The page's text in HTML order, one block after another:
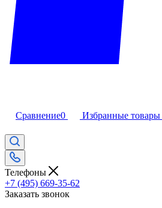
Сравнение0 Избранные товары
Телефоны
+7 (495) 669-35-62
Заказать звонок